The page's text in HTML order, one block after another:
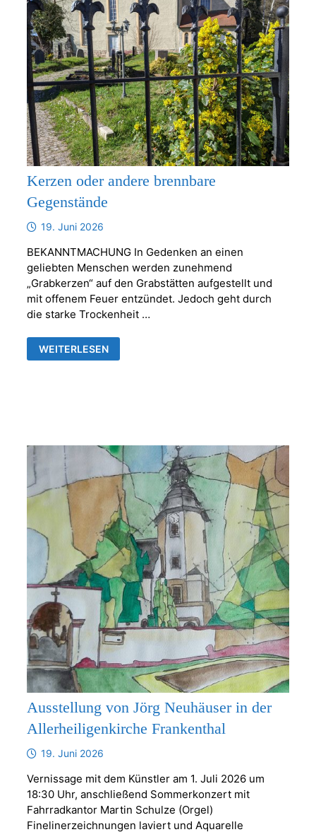
Kerzen oder andere brennbare
Gegenstände
19. Juni 2026
BEKANNTMACHUNG In Gedenken an einen
geliebten Menschen werden zunehmend
„Grabkerzen“ auf den Grabstätten aufgestellt und
mit offenem Feuer entzündet. Jedoch geht durch
die starke Trockenheit …
KERZEN
ODER
WEITERLESEN
Ausstellung von Jörg Neuhäuser in der
Allerheiligenkirche Frankenthal
19. Juni 2026
Vernissage mit dem Künstler am 1. Juli 2026 um
18:30 Uhr, anschließend Sommerkonzert mit
Fahrradkantor Martin Schulze (Orgel)
Finelinerzeichnungen laviert und Aquarelle